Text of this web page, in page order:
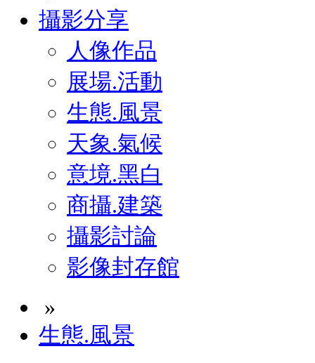
攝影分享
人像作品
展場.活動
生態.風景
天象.氣候
意境.黑白
商攝.建築
攝影討論
影像封存館
»
生態.風景